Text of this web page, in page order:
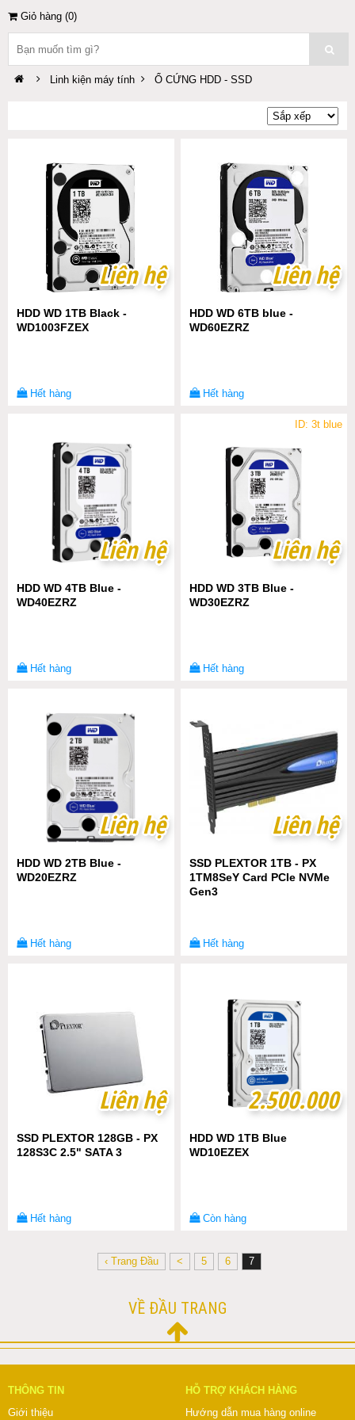
Giỏ hàng (0)
Linh kiện máy tính Ổ CỨNG HDD - SSD
Liên hệ
Liên hệ
HDD WD 1TB Black -
WD1003FZEX
Hết hàng
Liên hệ
Liên hệ
HDD WD 6TB blue -
WD60EZRZ
Hết hàng
Liên hệ
Liên hệ
HDD WD 4TB Blue -
WD40EZRZ
Hết hàng
ID: 3t blue
Liên hệ
Liên hệ
HDD WD 3TB Blue -
WD30EZRZ
Hết hàng
Liên hệ
Liên hệ
HDD WD 2TB Blue -
WD20EZRZ
Hết hàng
Liên hệ
Liên hệ
SSD PLEXTOR 1TB - PX
1TM8SeY Card PCIe NVMe
Gen3
Hết hàng
Liên hệ
Liên hệ
SSD PLEXTOR 128GB - PX
128S3C 2.5" SATA 3
Hết hàng
2.500.000
2.500.000
HDD WD 1TB Blue
WD10EZEX
Còn hàng
‹ Trang Đầu < 5 6 7
VỀ ĐẦU TRANG
THÔNG TIN
Giới thiệu
HỖ TRỢ KHÁCH HÀNG
Hướng dẫn mua hàng online